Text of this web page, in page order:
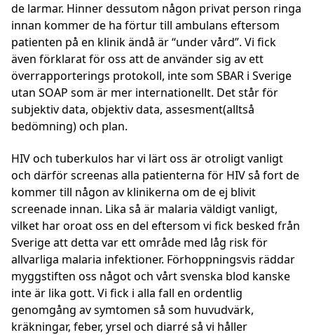
de larmar. Hinner dessutom någon privat person ringa
innan kommer de ha förtur till ambulans eftersom
patienten på en klinik ändå är “under vård”. Vi fick
även förklarat för oss att de använder sig av ett
överrapporterings protokoll, inte som SBAR i Sverige
utan SOAP som är mer internationellt. Det står för
subjektiv data, objektiv data, assesment(alltså
bedömning) och plan.
HIV och tuberkulos har vi lärt oss är otroligt vanligt
och därför screenas alla patienterna för HIV så fort de
kommer till någon av klinikerna om de ej blivit
screenade innan. Lika så är malaria väldigt vanligt,
vilket har oroat oss en del eftersom vi fick besked från
Sverige att detta var ett område med låg risk för
allvarliga malaria infektioner. Förhoppningsvis räddar
myggstiften oss något och vårt svenska blod kanske
inte är lika gott. Vi fick i alla fall en ordentlig
genomgång av symtomen så som huvudvärk,
kräkningar, feber, yrsel och diarré så vi håller